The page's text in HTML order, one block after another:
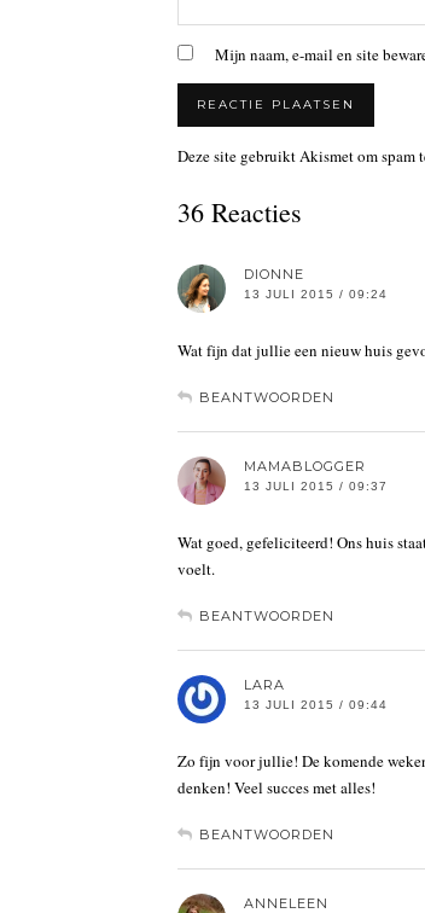
Mijn naam, e-mail en site
Deze site gebruikt Akismet om spam
36 Reacties
DIONNE
13 JULI 2015 / 09:24
Wat fijn dat jullie een nieuw huis
BEANTWOORDEN
MAMABLOGGER
13 JULI 2015 / 09:37
Wat goed, gefeliciteerd! Ons huis
voelt.
BEANTWOORDEN
LARA
13 JULI 2015 / 09:44
Zo fijn voor jullie! De komende
denken! Veel succes met alles!
BEANTWOORDEN
ANNELEEN